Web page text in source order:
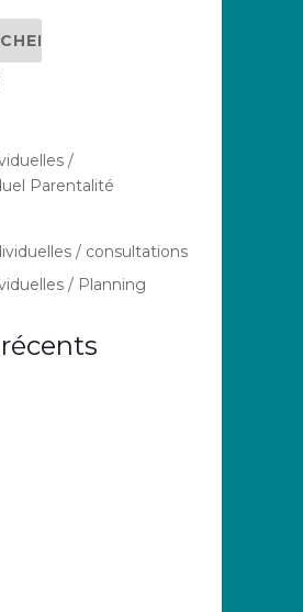
/
Parentalité
/ consultations
/ Planning